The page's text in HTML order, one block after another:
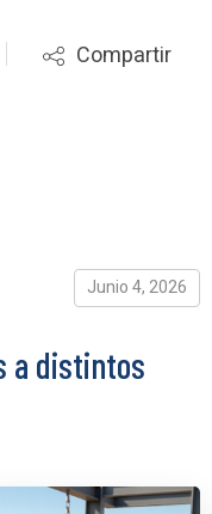
Compartir
Junio 4, 2026
a distintos